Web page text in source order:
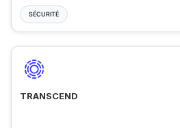
SÉCURITÉ
TRANSCEND